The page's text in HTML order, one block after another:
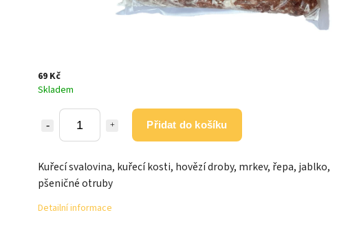
69 Kč
Skladem
Přidat do košíku
Kuřecí svalovina, kuřecí kosti, hovězí droby, mrkev, řepa, jablko,
pšeničné otruby
Detailní informace